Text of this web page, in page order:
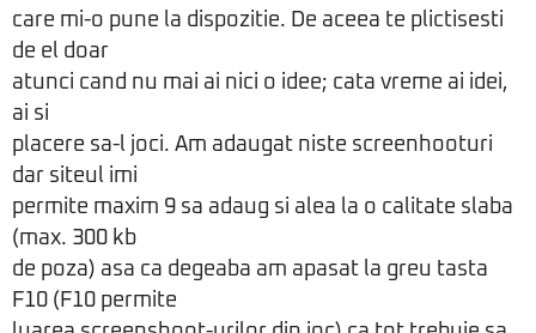
care mi-o pune la dispozitie. De aceea te plictisesti
de el doar
atunci cand nu mai ai nici o idee; cata vreme ai idei,
ai si
placere sa-l joci. Am adaugat niste screenhooturi
dar siteul imi
permite maxim 9 sa adaug si alea la o calitate slaba
(max. 300 kb
de poza) asa ca degeaba am apasat la greu tasta
F10 (F10 permite